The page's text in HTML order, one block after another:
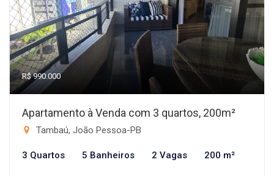
R$ 990.000
Apartamento à Venda com 3 quartos, 200m²
Tambaú, João Pessoa-PB
3 Quartos 5 Banheiros 2 Vagas 200 m²